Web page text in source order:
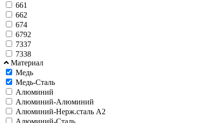
661
662
674
6792
7337
7338
Материал
Медь
Медь-Сталь
Алюминий
Алюминий-Алюминий
Алюминий-Нерж.сталь А2
Алюминий-Сталь